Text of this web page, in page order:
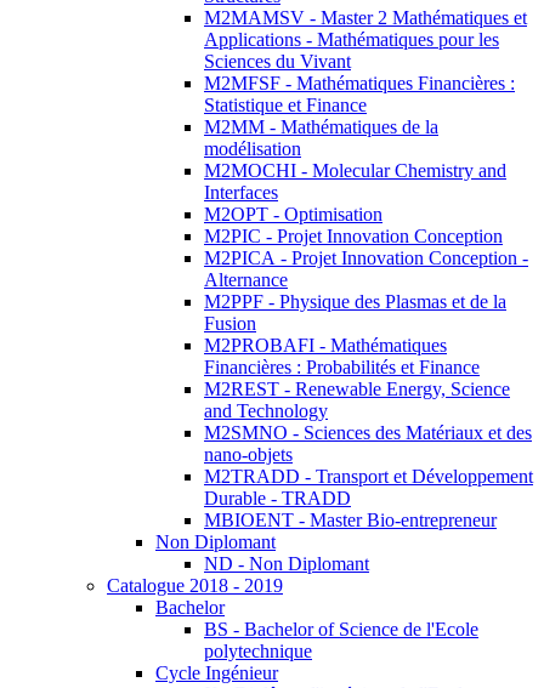
M2MAMSV - Master 2 Mathématiques et
Applications - Mathématiques pour les
Sciences du Vivant
M2MFSF - Mathématiques Financières :
Statistique et Finance
M2MM - Mathématiques de la
modélisation
M2MOCHI - Molecular Chemistry and
Interfaces
M2OPT - Optimisation
M2PIC - Projet Innovation Conception
M2PICA - Projet Innovation Conception -
Alternance
M2PPF - Physique des Plasmas et de la
Fusion
M2PROBAFI - Mathématiques
Financières : Probabilités et Finance
M2REST - Renewable Energy, Science
and Technology
M2SMNO - Sciences des Matériaux et des
nano-objets
M2TRADD - Transport et Développement
Durable - TRADD
MBIOENT - Master Bio-entrepreneur
Non Diplomant
ND - Non Diplomant
Catalogue 2018 - 2019
Bachelor
BS - Bachelor of Science de l'Ecole
polytechnique
Cycle Ingénieur